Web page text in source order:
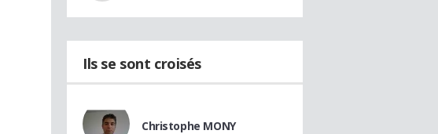
Ils se sont croisés
Christophe MONY